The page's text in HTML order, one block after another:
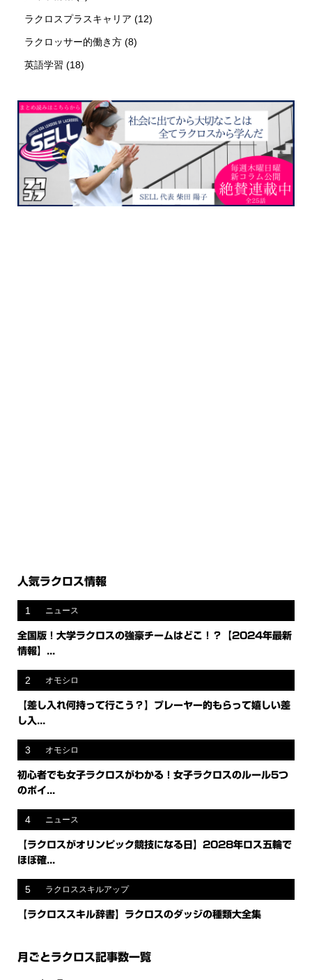
ラクロスプラスキャリア (12)
ラクロッサー的働き方 (8)
英語学習 (18)
人気ラクロス情報
1 ニュース
全国版！大学ラクロスの強豪チームはどこ！？【2024年最新
情報】...
2 オモシロ
【差し入れ何持って行こう？】プレーヤー的もらって嬉しい差
し入...
3 オモシロ
初心者でも女子ラクロスがわかる！女子ラクロスのルール5つ
のポイ...
4 ニュース
【ラクロスがオリンピック競技になる日】2028年ロス五輪で
ほぼ確...
5 ラクロススキルアップ
【ラクロススキル辞書】ラクロスのダッジの種類大全集
月ごとラクロス記事数一覧